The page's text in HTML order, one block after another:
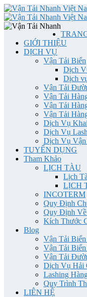
GIỚI THIỆU
DỊCH VỤ
Vận Tải Biển
Dịch
Dịch
Vận Tải
Vận Tải
Vận Tải
Vận Tải
Dịch Vụ
Dịch Vụ
Dịch Vụ
TUYỂN DỤNG
Tham Khảo
LỊCH TÀU
Lịch
LỊCH
INCOTERM
Quy Định
Quy Định
Kích Thước
Blog
Vận Tải
Vận Tải
Vận Tải
Dịch Vụ Hải
Lashing
Quy Trình
LIÊN HỆ